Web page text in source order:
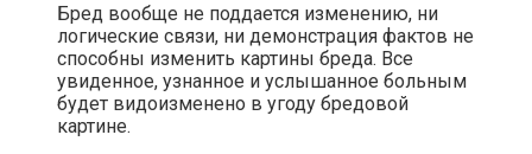
Бред вообще не поддается изменению, ни
логические связи, ни демонстрация фактов не
способны изменить картины бреда. Все
увиденное, узнанное и услышанное больным
будет видоизменено в угоду бредовой
картине.